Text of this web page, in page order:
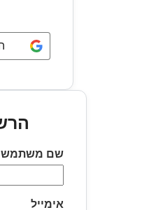
שם משתמש
אימייל